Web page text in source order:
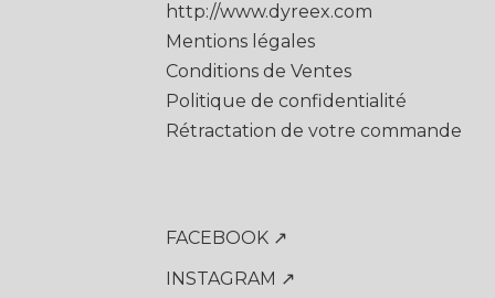
http://www.dyreex.com
Mentions légales
Conditions de Ventes
Politique de confidentialité
Rétractation de votre commande
FACEBOOK ↗
INSTAGRAM ↗